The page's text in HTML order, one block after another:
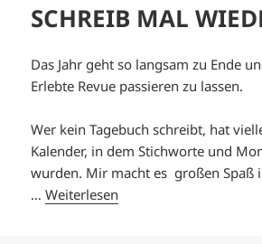
SCHREIB MAL
Das Jahr geht so langsam zu Ende
Erlebte Revue passieren zu lassen.
Wer kein Tagebuch schreibt, hat
Kalender, in dem Stichworte und
wurden. Mir macht es großen Spaß
…Weiterlesen